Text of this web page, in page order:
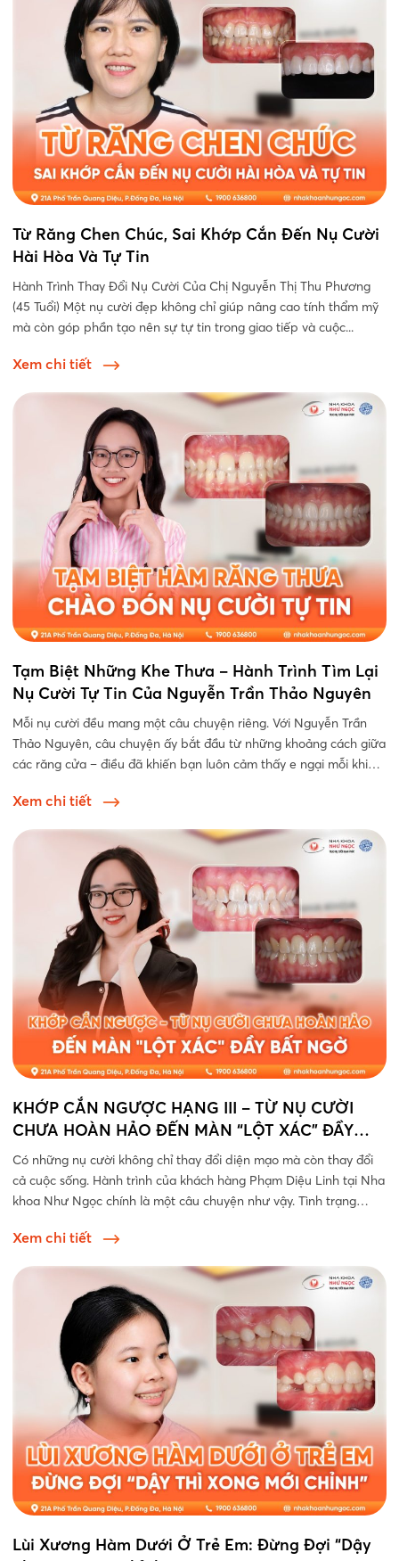
Từ Răng Chen Chúc, Sai Khớp Cắn Đến Nụ Cười
Hài Hòa Và Tự Tin
Hành Trình Thay Đổi Nụ Cười Của Chị Nguyễn Thị Thu Phương
(45 Tuổi) Một nụ cười đẹp không chỉ giúp nâng cao tính thẩm mỹ
mà còn góp phần tạo nên sự tự tin trong giao tiếp và cuộc...
Xem chi tiết
Tạm Biệt Những Khe Thưa – Hành Trình Tìm Lại
Nụ Cười Tự Tin Của Nguyễn Trần Thảo Nguyên
Mỗi nụ cười đều mang một câu chuyện riêng. Với Nguyễn Trần
Thảo Nguyên, câu chuyện ấy bắt đầu từ những khoảng cách giữa
các răng cửa – điều đã khiến bạn luôn cảm thấy e ngại mỗi khi
Xem chi tiết
KHỚP CẮN NGƯỢC HẠNG III – TỪ NỤ CƯỜI
CHƯA HOÀN HẢO ĐẾN MÀN “LỘT XÁC” ĐẦY
BẤT NGỜ
Có những nụ cười không chỉ thay đổi diện mạo mà còn thay đổi
cả cuộc sống. Hành trình của khách hàng Phạm Diệu Linh tại Nha
khoa Như Ngọc chính là một câu chuyện như vậy. Tình trạng
Xem chi tiết
Lùi Xương Hàm Dưới Ở Trẻ Em: Đừng Đợi “Dậy